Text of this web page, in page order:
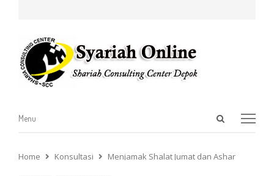
Open
Menu
Menu
Home Konsultasi Menjamak Shalat Jumat dan Ashar